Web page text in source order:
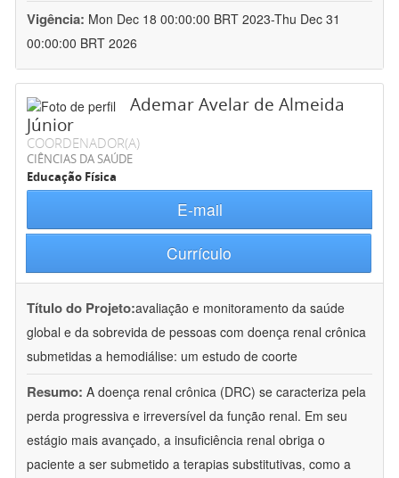
Vigência: Mon Dec 18 00:00:00 BRT 2023-Thu Dec 31
00:00:00 BRT 2026
Ademar Avelar de Almeida
Júnior
COORDENADOR(A)
CIÊNCIAS DA SAÚDE
Educação Física
E-mail
Currículo
Título do Projeto:avaliação e monitoramento da saúde
global e da sobrevida de pessoas com doença renal crônica
submetidas a hemodiálise: um estudo de coorte
Resumo: A doença renal crônica (DRC) se caracteriza pela
perda progressiva e irreversível da função renal. Em seu
estágio mais avançado, a insuficiência renal obriga o
paciente a ser submetido a terapias substitutivas, como a